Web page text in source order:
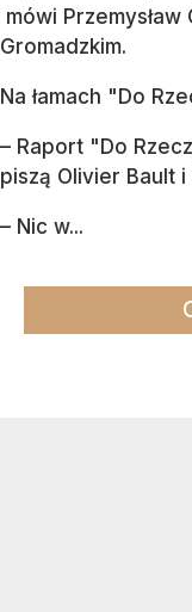
mówi
Gromadzkim.
Na łamach "Do
– Raport "Do
piszą Olivier Bault i
– Nic w...